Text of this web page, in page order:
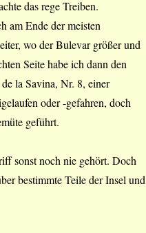
das rege Treiben.
am Ende der meisten
wo der Bulevar größer und
Seite habe ich dann den
la Savina, Nr. 8, einer
oder -gefahren, doch
geführt.
sonst noch nie gehört. Doch
bestimmte Teile der Insel und